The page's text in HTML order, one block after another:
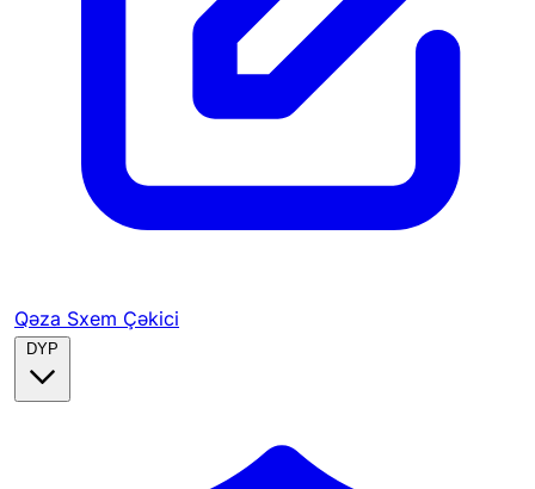
Qəza Sxem Çəkici
DYP